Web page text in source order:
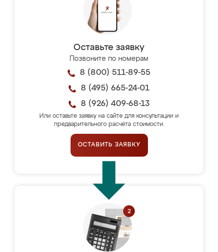
Оставьте заявку
Позвоните по номерам
8 (800) 511-89-55
8 (495) 665-24-01
8 (926) 409-68-13
Или оставьте заявку на сайте для консультации и
предварительного расчёта стоимости.
ОСТАВИТЬ ЗАЯВКУ